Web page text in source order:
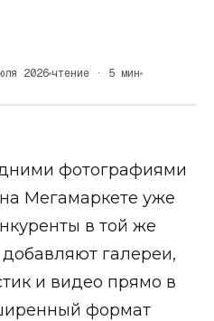
2026 чтение · 5 мин
фотографиями
Мегамаркете уже
в той же
галереи,
и видео прямо в
формат